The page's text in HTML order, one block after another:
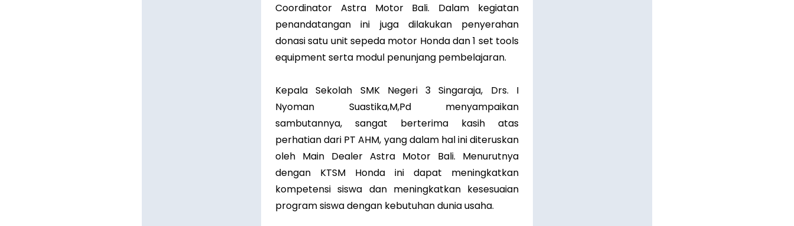
Coordinator Astra Motor Bali. Dalam kegiatan
penandatangan ini juga dilakukan penyerahan
donasi satu unit sepeda motor Honda dan 1 set tools
equipment serta modul penunjang pembelajaran.
Kepala Sekolah SMK Negeri 3 Singaraja, Drs. I
Nyoman Suastika,M,Pd menyampaikan
sambutannya, sangat berterima kasih atas
perhatian dari PT AHM, yang dalam hal ini diteruskan
oleh Main Dealer Astra Motor Bali. Menurutnya
dengan KTSM Honda ini dapat meningkatkan
kompetensi siswa dan meningkatkan kesesuaian
program siswa dengan kebutuhan dunia usaha.